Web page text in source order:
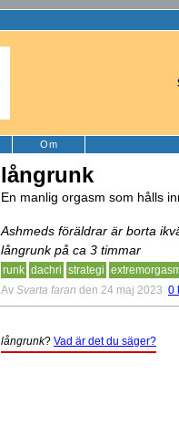
Om
långrunk
En manlig orgasm som hålls
Ashmeds föräldrar är borta
långrunk på ca 3 timmar
runk dachri strategi
Av Svarta faran den 24 maj 2023 0
långrunk? Vad är det du säger?